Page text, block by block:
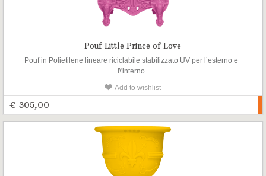
Pouf Little Prince of Love
Pouf in Polietilene lineare riciclabile stabilizzato UV per l’esterno e
l\'interno
Add to wishlist
€ 305,00